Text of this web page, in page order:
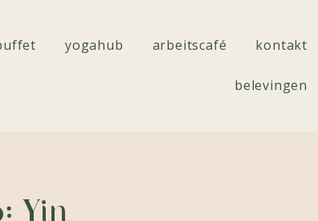
yogahub arbeitscafé kontakt
belevingen